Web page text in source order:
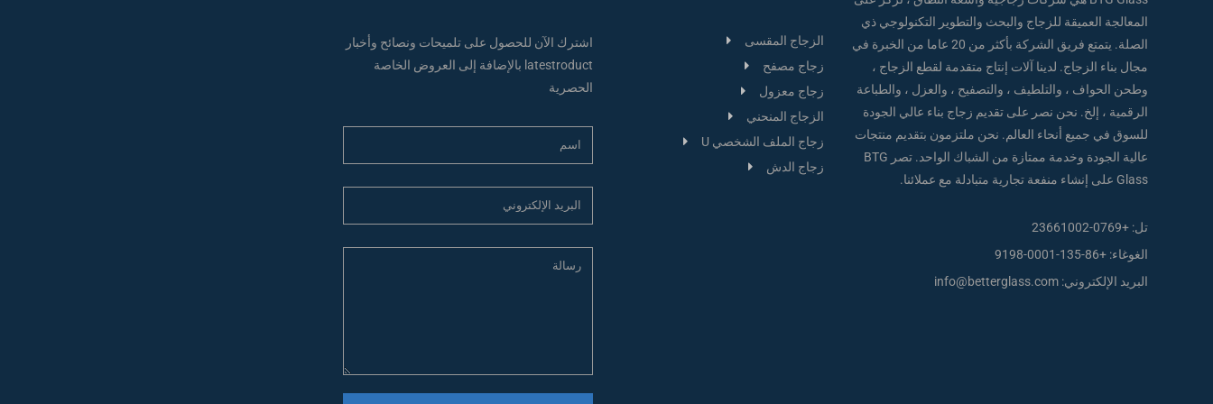
المعالجة العميقة للزجاج والبحث والتطوير التكنولوجي ذي
الصلة. يتمتع فريق الشركة بأكثر من 20 عاما من الخبرة في
مجال بناء الزجاج. لدينا آلات إنتاج متقدمة لقطع الزجاج ،
وطحن الحواف ، والتلطيف ، والتصفيح ، والعزل ، والطباعة
الرقمية ، إلخ. نحن نصر على تقديم زجاج بناء عالي الجودة
للسوق في جميع أنحاء العالم. نحن ملتزمون بتقديم منتجات
عالية الجودة وخدمة ممتازة من الشباك الواحد. تصر BTG
Glass على إنشاء منفعة تجارية متبادلة مع عملائنا.
تل: +0769-23661002
الغوغاء: +86-135-0001-9198
البريد الإلكتروني: info@betterglass.com
الزجاج المقسى
زجاج مصفح
زجاج معزول
الزجاج المنحني
زجاج الملف الشخصي U
زجاج الدش
اشترك الآن للحصول على تلميحات ونصائح وأخبار
latestroduct بالإضافة إلى العروض الخاصة
الحصرية